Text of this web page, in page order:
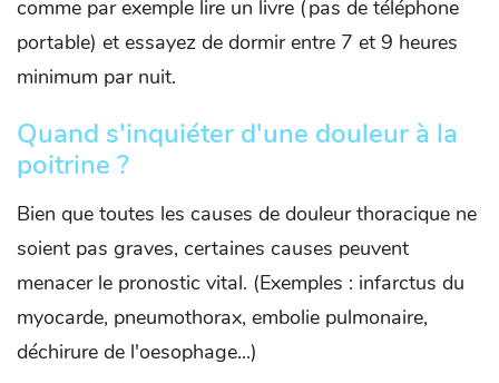
comme par exemple lire un livre (pas de téléphone
portable) et essayez de dormir entre 7 et 9 heures
minimum par nuit.
Quand s'inquiéter d'une douleur à la
poitrine ?
Bien que toutes les causes de douleur thoracique ne
soient pas graves, certaines causes peuvent
menacer le pronostic vital. (Exemples : infarctus du
myocarde, pneumothorax, embolie pulmonaire,
déchirure de l'oesophage...)